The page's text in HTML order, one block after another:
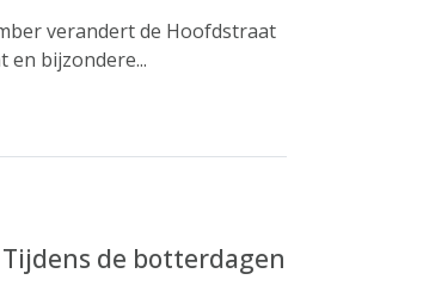
verandert de Hoofdstraat
en bijzondere...
de botterdagen